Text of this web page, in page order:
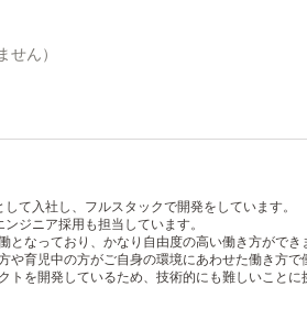
ん）
て入社し、フルスタックで開発をしています。
ジニア採用も担当しています。
となっており、かなり自由度の高い働き方ができ
育児中の方がご自身の環境にあわせた働き方で
トを開発しているため、技術的にも難しいことに